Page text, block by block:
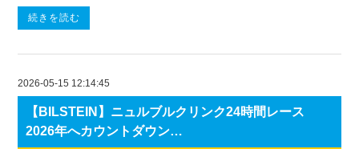
続きを読む
2026-05-15 12:14:45
【BILSTEIN】ニュルブルクリンク24時間レース
2026年へカウントダウン…